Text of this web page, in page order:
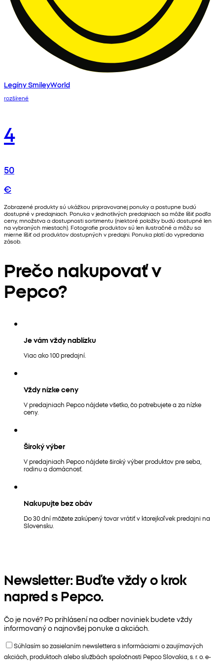
Legíny SmileyWorld
rozšírené
4
50
€
Zobrazené produkty sú ukážkou pripravovanej ponuky a postupne budú
dostupné v predajniach. Ponuka v jednotlivých predajniach sa môže líšiť podľa
ceny, množstva a dostupnosti sortimentu (niektoré položky budú dostupné len
na vybraných miestach). Fotografie produktov sú len ilustračné a môžu sa
mierne líšiť od produktov dostupných v predajni. Ponuka platí do vypredania
zásob.
Prečo nakupovať v
Pepco?
Je vám vždy nablízku
Viac ako 100 predajní.
Vždy nízke ceny
V predajniach Pepco nájdete všetko, čo potrebujete a za nízke
ceny.
Široký výber
V predajniach Pepco nájdete široký výber produktov pre seba,
rodinu a domácnosť.
Nakupujte bez obáv
Do 30 dní môžete zakúpený tovar vrátiť v ktorejkoľvek predajni na
Slovensku.
Newsletter: Buďte vždy o krok
napred s Pepco.
Čo je nové? Po prihlásení na odber noviniek budete vždy
informovaný o najnovšej ponuke a akciách.
Súhlasím so zasielaním newslettera s informáciami o zaujímavých
akciách, produktoch alebo službách spoločnosti Pepco Slovakia, s. r. o. e-